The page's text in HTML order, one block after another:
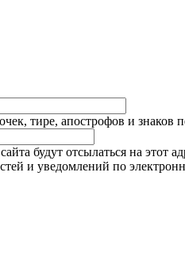
тире, апострофов и знаков
будут отсылаться на этот
и уведомлений по